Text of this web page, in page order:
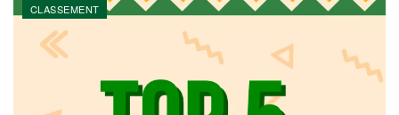
CLASSEMENT